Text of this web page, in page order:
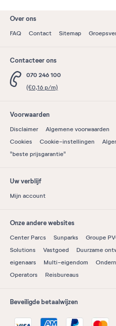
Over ons
FAQ Contact Sitemap
Contacteer ons
070 246 100
(€0,16 p/m)
Voorwaarden
Disclaimer Algemene voorwaarden
Cookies
Cookie-instellingen
"beste prijsgarantie"
Uw verblijf
Mijn account
Onze andere websites
Center Parcs Sunparks Groupe
Solutions
Vastgoed Duurzame
eigenaars
Multi-eigendom
Operators
Reisbureaus
Beveiligde betaalwijzen